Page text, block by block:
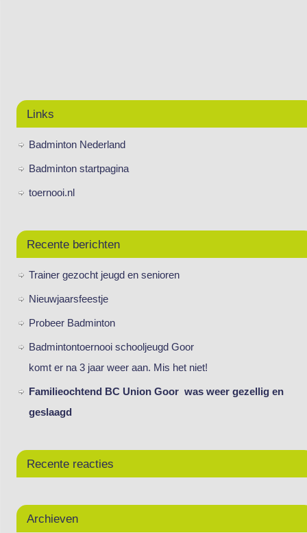
Links
Badminton Nederland
Badminton startpagina
toernooi.nl
Recente berichten
Trainer gezocht jeugd en senioren
Nieuwjaarsfeestje
Probeer Badminton
Badmintontoernooi schooljeugd Goor
komt er na 3 jaar weer aan. Mis het niet!
Familieochtend BC Union Goor was weer gezellig en
geslaagd
Recente reacties
Archieven